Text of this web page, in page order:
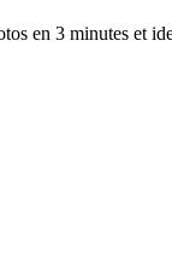
en 3 minutes et